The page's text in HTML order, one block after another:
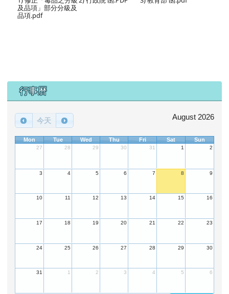
下中區域內容
行事曆
今天
27 28 29 30 31 1 2
3 4 5 6 7 8 9
10 11 12 13 14 15 16
17 18 19 20 21 22 23